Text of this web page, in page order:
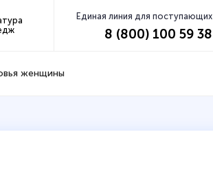
Единая линия для поступающих
8 (800) 100 59 38
женщины